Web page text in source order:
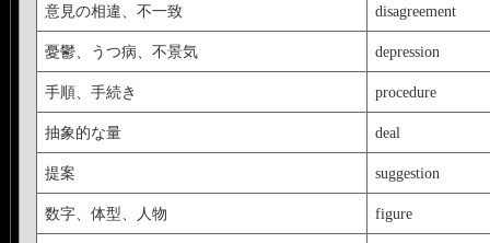
意見の相違、不一致 disagreement
憂鬱、うつ病、不景気 depression
手順、手続き procedure
抽象的な量 deal
提案 suggestion
数字、体型、人物 figure